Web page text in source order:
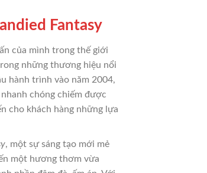
Fantasy
của mình trong thế giới
những thương hiệu nổi
hành trình vào năm 2004,
chóng chiếm được
cho khách hàng những lựa
, một sự sáng tạo mới mẻ
một hương thơm vừa